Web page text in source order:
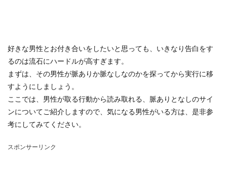
好きな男性とお付き合いをしたいと思っても、いきなり告白をす
るのは流石にハードルが高すぎます。
まずは、その男性が脈ありか脈なしなのかを探ってから実行に移
すようにしましょう。
ここでは、男性が取る行動から読み取れる、脈ありとなしのサイ
ンについてご紹介しますので、気になる男性がいる方は、是非参
考にしてみてください。
スポンサーリンク